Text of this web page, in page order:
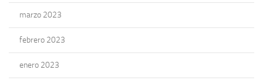
marzo 2023
febrero 2023
enero 2023